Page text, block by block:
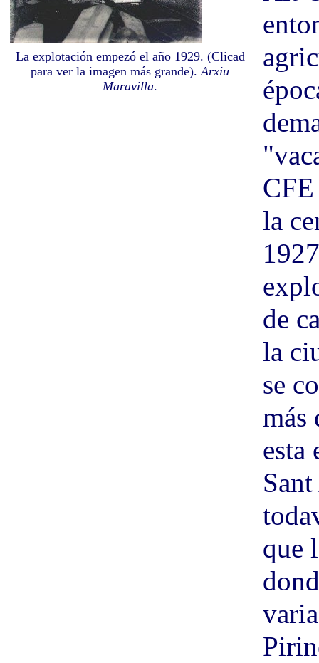
La explotación empezó el año 1929. (Clicad
para ver la imagen más grande).Arxiu
Maravilla.
la
de
la
se
más
esta
que